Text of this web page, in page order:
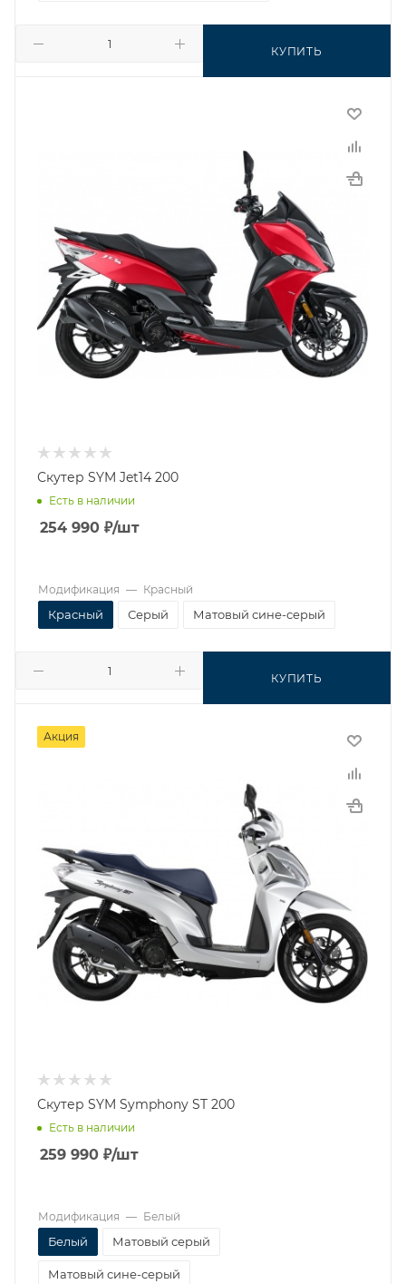
КУПИТЬ
Скутер SYM Jet14 200
Есть в наличии
254 990 ₽/шт
КУПИТЬ
Модификация — Красный
Красный Серый Матовый сине-серый
Акция
Скутер SYM Symphony ST 200
Есть в наличии
259 990 ₽/шт
Модификация — Белый
Белый Матовый серый
Матовый сине-серый